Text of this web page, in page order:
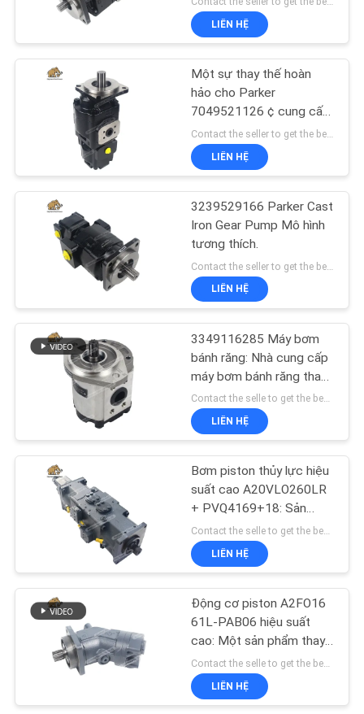
TRƯỜNG
HỢP
WEB
PRIVACY
POLICY
Động cơ quỹ đạo
thủy lực
Van định hướng thủy
lực
45
Đơn vị chỉ đạo
Orbitrol
Vòng bi bơm thủy
lực
18
LIÊN HỆ
Một sự thay thế hoàn
hảo cho Parker
7049521126 ¢ cung cấp
giá trị tuyệt vời, chống
mòn vượt trội, và lắp đặt
liền mạch.
LIÊN HỆ
3239529166 Parker Cast
Iron Gear Pump Mô hình
tương thích.
LIÊN HỆ
3349116285 Máy bơm
bánh răng: Nhà cung cấp
máy bơm bánh răng thay
thế chất lượng cao của
Trung Quốc.
Contact the selle to get the best offer MOQ:1
LIÊN HỆ
Bơm piston thủy lực hiệu
suất cao A20VLO260LR
+ PVQ4169+18: Sản
phẩm thay thế của Trung
Quốc | Giải pháp nguồn
thủy lực có độ tin cậy
thuật.
Contact the selle to get the best offer MOQ:1
LIÊN HỆ
Động cơ piston A2FO16
61L-PAB06 hiệu suất
cao: Một sản phẩm thay
thế của Trung Quốc –
giải pháp năng lượng thủy
lực ổn định và đáng tin
LIÊN HỆ